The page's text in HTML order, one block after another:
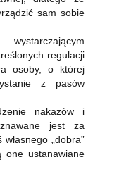
sam sobie
regulacji
osoby, o której
z pasów
nakazów i
jest za
„dobra”
one ustanawiane